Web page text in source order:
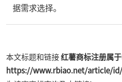
据需求选择。
本文标题和链接红薯商标注册属
https://www.rbiao.net/article/